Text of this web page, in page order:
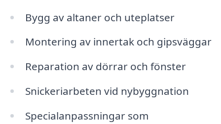
Bygg av altaner och uteplatser
Montering av innertak och gipsväggar
Reparation av dörrar och fönster
Snickeriarbeten vid nybyggnation
Specialanpassningar som